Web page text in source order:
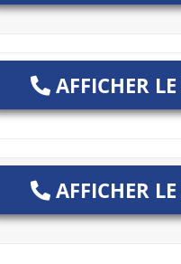
AFFICHER
AFFICHER